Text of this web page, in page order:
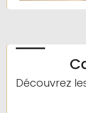
Découvrez
Place